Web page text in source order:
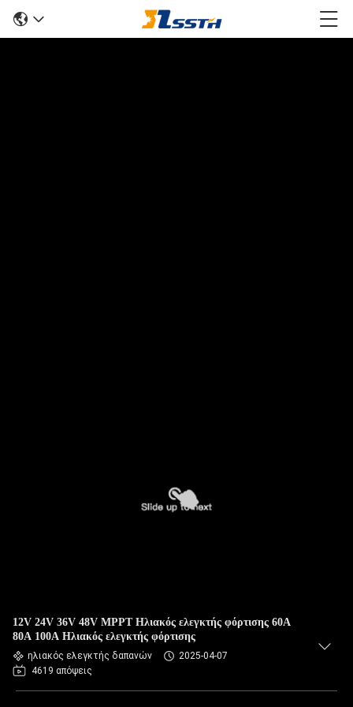
12V 24V 36V 48V MPPT Ηλιακός ελεγκτής φόρτισης 60A
80A 100A Ηλιακός ελεγκτής φόρτισης
ηλιακός ελεγκτής δαπανών
2025-04-07
4619 απόψεις